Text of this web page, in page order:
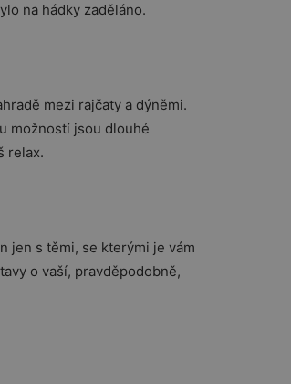
na hádky zaděláno.
mezi rajčaty a dýněmi.
možností jsou dlouhé
relax.
jen s těmi, se kterými je vám
o vaší, pravděpodobně,